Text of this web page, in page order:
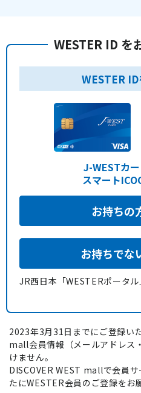
WESTER ID を
WESTER
J-WESTカ
スマート
お持ちの
お持ちでな
JR西日本「WESTERポータル
2023年3月31日までにご登録い
mall会員情報（メールアドレス
けません。
DISCOVER WEST mallで会員
たにWESTER会員のご登録をお